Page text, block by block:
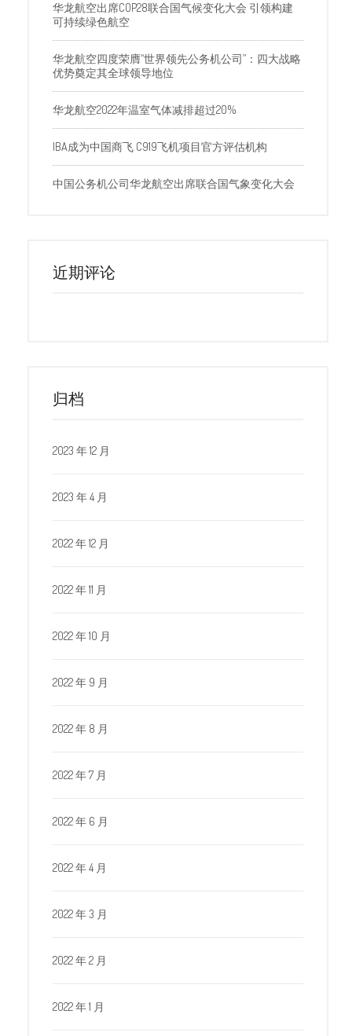
华龙航空出席COP28联合国气候变化大会 引领构建
可持续绿色航空
华龙航空四度荣膺“世界领先公务机公司”：四大战略
优势奠定其全球领导地位
华龙航空2022年温室气体减排超过20%
IBA成为中国商飞 C919飞机项目官方评估机构
中国公务机公司华龙航空出席联合国气象变化大会
近期评论
归档
2023 年 12 月
2023 年 4 月
2022 年 12 月
2022 年 11 月
2022 年 10 月
2022 年 9 月
2022 年 8 月
2022 年 7 月
2022 年 6 月
2022 年 4 月
2022 年 3 月
2022 年 2 月
2022 年 1 月